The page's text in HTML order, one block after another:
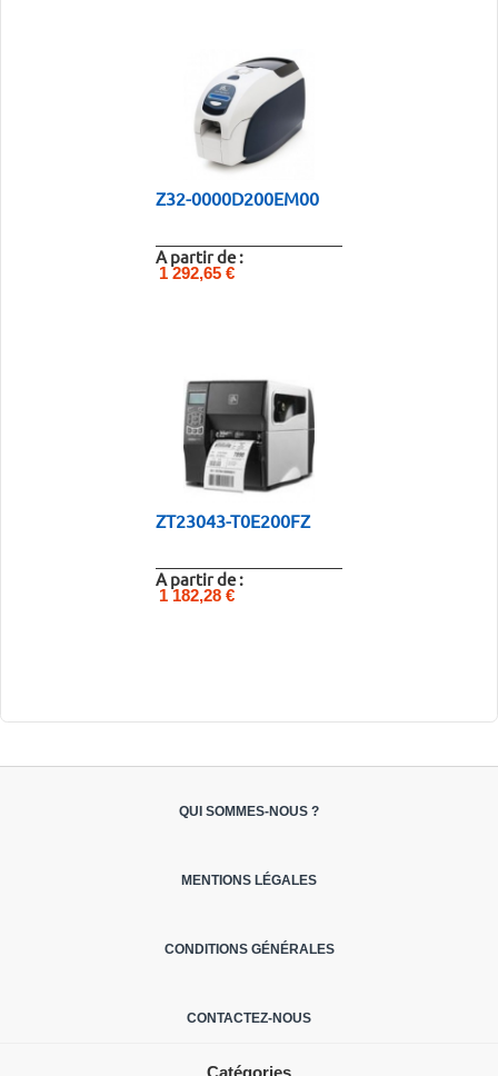
Z32-0000D200EM00
A partir de :
1 292,65 €
ZT23043-T0E200FZ
A partir de :
1 182,28 €
QUI SOMMES-NOUS ?
MENTIONS LÉGALES
CONDITIONS GÉNÉRALES
CONTACTEZ-NOUS
Catégories